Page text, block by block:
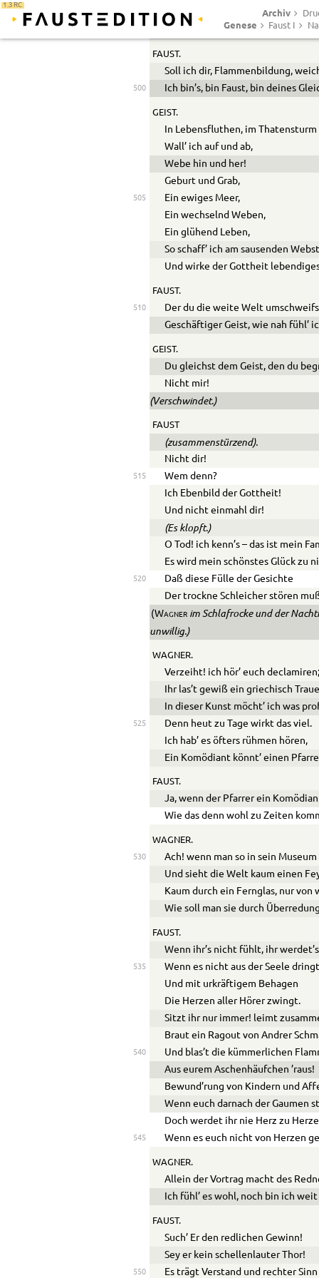
1.3 RC
Archiv
Genese Faust I
In allen Lebenstiefen zittert,
Ein furchtsam-weggekrümmter
FAUST.
Soll ich dir, Flammenbildung,
500 Ich bin’s, bin Faust, bin deines
GEIST.
In Lebensfluthen, im Thatensturm
Wall’ ich auf und ab,
Webe hin und her!
Geburt und Grab,
505
Ein ewiges Meer,
Ein wechselnd Weben,
Ein glühend Leben,
So schaff’ ich am sausenden
Und wirke der Gottheit
FAUST.
510
Der du die weite Welt
Geschäftiger Geist, wie nah fühl’
GEIST.
Du gleichst dem Geist, den du
Nicht mir!
(Verschwindet.)
FAUST
(zusammenstürzend).
Nicht dir!
515
Wem denn?
Ich Ebenbild der Gottheit!
Und nicht einmahl dir!
(Es klopft.)
O Tod! ich kenn’s – das ist mein
Es wird mein schönstes Glück zu
520
Daß diese Fülle der Gesichte
Der trockne Schleicher stören
(Wagnerim Schlafrocke und der
unwillig.)
WAGNER.
Verzeiht! ich hör’ euch
Ihr las’t gewiß ein griechisch
In dieser Kunst möcht’ ich was
525
Denn heut zu Tage wirkt das viel.
Ich hab’ es öfters rühmen hören,
Ein Komödiant könnt’ einen
FAUST.
Ja, wenn der Pfarrer ein
Wie das denn wohl zu Zeiten
WAGNER.
530
Ach! wenn man so in sein
Und sieht die Welt kaum einen
Kaum durch ein Fernglas, nur von
Wie soll man sie durch
FAUST.
Wenn ihr’s nicht fühlt, ihr
535
Wenn es nicht aus der Seele
Und mit urkräftigem Behagen
Die Herzen aller Hörer zwingt.
Sitzt ihr nur immer! leimt
Braut ein Ragout von Andrer
540
Und blas’t die kümmerlichen
Aus eurem Aschenhäufchen ’raus!
Bewund’rung von Kindern und
Wenn euch darnach der Gaumen
Doch werdet ihr nie Herz zu
545 Wenn es euch nicht von Herzen
WAGNER.
Allein der Vortrag macht des
Ich fühl’ es wohl, noch bin ich
FAUST.
Such’ Er den redlichen Gewinn!
Sey er kein schellenlauter Thor!
550 Es trägt Verstand und rechter Sinn